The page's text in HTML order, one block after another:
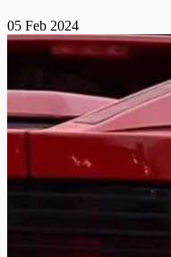
05 Feb 2024